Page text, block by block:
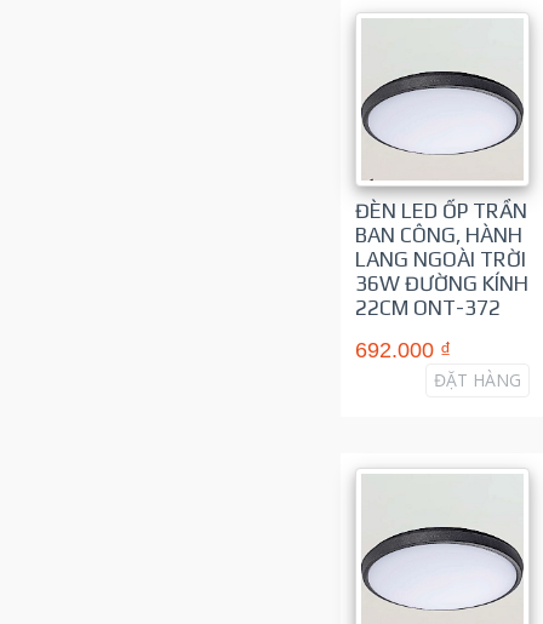
ĐÈN LED ỐP TRẦN
BAN CÔNG, HÀNH
LANG NGOÀI TRỜI
36W ĐƯỜNG KÍNH
22CM ONT-372
692.000 ₫
ĐẶT HÀNG